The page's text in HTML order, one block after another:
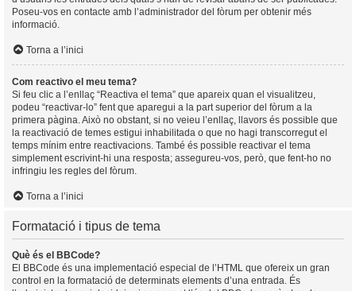
Poseu-vos en contacte amb l’administrador del fòrum per obtenir més
informació.
Torna a l’inici
Com reactivo el meu tema?
Si feu clic a l’enllaç “Reactiva el tema” que apareix quan el visualitzeu,
podeu “reactivar-lo” fent que aparegui a la part superior del fòrum a la
primera pàgina. Això no obstant, si no veieu l’enllaç, llavors és possible que
la reactivació de temes estigui inhabilitada o que no hagi transcorregut el
temps mínim entre reactivacions. També és possible reactivar el tema
simplement escrivint-hi una resposta; assegureu-vos, però, que fent-ho no
infringiu les regles del fòrum.
Torna a l’inici
Formatació i tipus de tema
Què és el BBCode?
El BBCode és una implementació especial de l’HTML que ofereix un gran
control en la formatació de determinats elements d’una entrada. És